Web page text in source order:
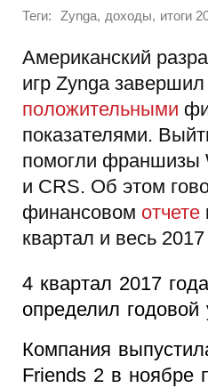
Теги: Zynga, доходы, итоги
Американский
игр Zynga
положительными
показателями.
помогли франшизы
и CRS. Об этом
финансовом отчете
квартал и весь 2017
4 квартал 2017
определил годовой
Компания
Friends 2 в ноябре